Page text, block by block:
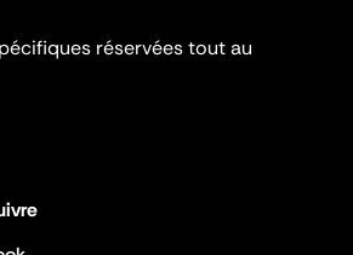
réservées tout au